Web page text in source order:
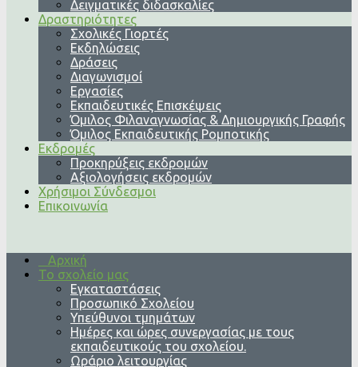
Δειγματικές διδασκαλίες
Δραστηριότητες
Σχολικές Γιορτές
Εκδηλώσεις
Δράσεις
Διαγωνισμοί
Εργασίες
Εκπαιδευτικές Επισκέψεις
Όμιλος Φιλαναγνωσίας & Δημιουργικής Γραφής
Όμιλος Εκπαιδευτικής Ρομποτικής
Εκδρομές
Προκηρύξεις εκδρομών
Αξιολογήσεις εκδρομών
Χρήσιμοι Σύνδεσμοι
Επικοινωνία
Αρχική
Το σχολείο μας
Εγκαταστάσεις
Προσωπικό Σχολείου
Υπεύθυνοι τμημάτων
Ημέρες και ώρες συνεργασίας με τους
εκπαιδευτικούς του σχολείου.
Ωράριο λειτουργίας